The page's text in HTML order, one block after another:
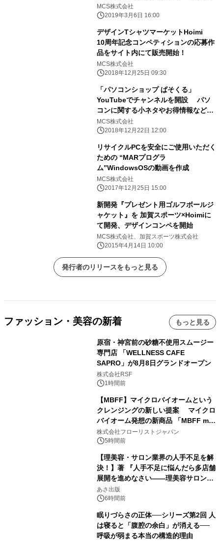
幅価格改定～
MCS株式会社
2019年3月6日 16:00
デザインTシャツマーケットHoimi
10周年記念コンペティションの応募作
品をサイト内にて販売開始！
MCS株式会社
2018年12月25日 09:30
「パソコンショップ ぱそくる」
YouTubeでチャンネルを開設 パソ
コンに関する小ネタやお得情報など、
幅広く配信中！
MCS株式会社
2018年12月22日 12:00
リサイクルPCを安全にご使用いただく
ための “MARプログラ
ム”WindowsOSの動画を作成
MCS株式会社
2017年12月25日 15:00
新開発『プレゼント用ゴルフボールジ
ャケット』を 加賀スポーツ×Hoimiに
て開発、デザインコンペを開始
MCS株式会社、加賀スポーツ株式会社
2015年4月14日 10:00
発行者のリリースをもっと見る
ファッション・美容の新着 もっと見る
原宿・神宮前の砂糖不使用スムージー
専門店 「WELLNESS CAFE
SAPRO」が8月8日グランドオープン
株式会社RSF
1時間前
【MBFF】マイクロバイオームという
クレンジングの新しい提案 マイクロ
バイオーム発想の新商品 「MBFF mb
クレンジングPRO」を2026年8月6日
発売
株式会社フローリストジャパン
5時間前
【理美容・サロン業界の人手不足を解
決！】著 『人手不足に悩んだら多店舗
展開を進めなさい――理美容サロン
「多店舗展開」の教科書』2026年8月
24日（月）発売
あさ出版
6時間前
眠りづらさの正体──シリーズ第2回 人
は寝ると「腹腔の余白」が消える──
呼吸が弱まる本当の構造的理由